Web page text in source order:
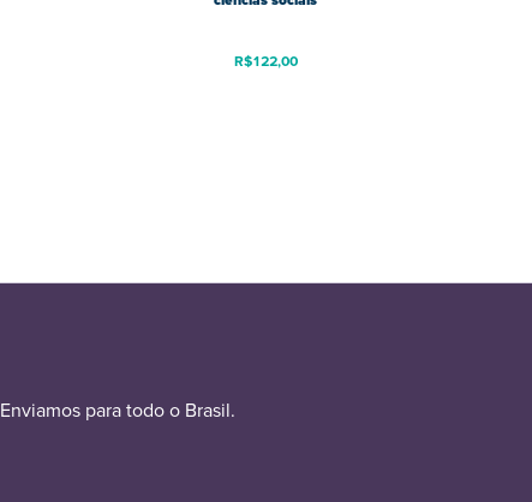
R$122,00
Enviamos para todo o Brasil.